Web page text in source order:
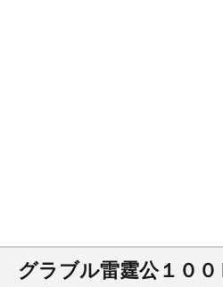
グラブル雷霆公１０